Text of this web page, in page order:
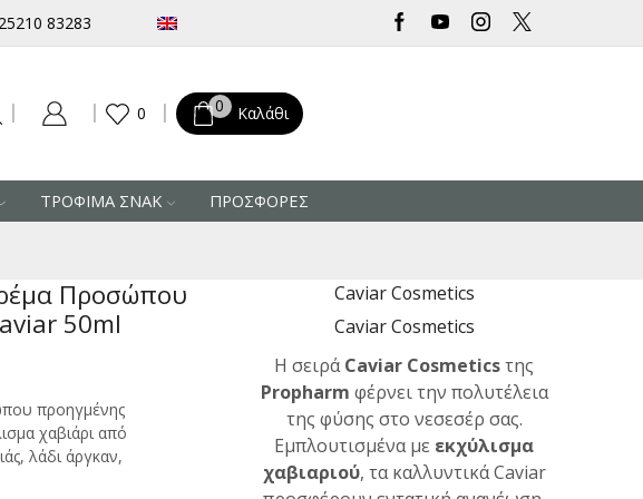
83283 Δωρεάν μεταφορικά για αγορές άνω των 30 € από την Ελλάδα
0 0 Καλάθι
ΤΡΟΦΙΜΑ ΣΝΑΚ ΠΡΟΣΦΟΡΕΣ
Προσώπου
50ml
προηγμένης
χαβιάρι από
λάδι άργκαν,
Caviar Cosmetics
Caviar Cosmetics
Η σειράCaviar Cosmeticsτης
Propharm φέρνει την πολυτέλεια
της φύσης στο νεσεσέρ σας.
Εμπλουτισμένα με εκχύλισμα
χαβιαριού, τα καλλυντικά Caviar